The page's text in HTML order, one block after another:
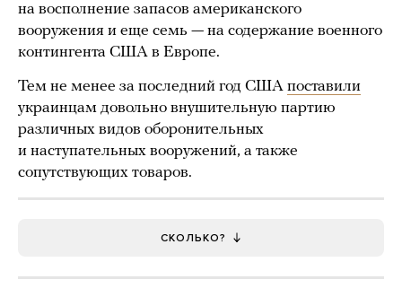
на восполнение запасов американского
вооружения и еще семь — на содержание военного
контингента США в Европе.
Тем не менее за последний год США поставили
украинцам довольно внушительную партию
различных видов оборонительных
и наступательных вооружений, а также
сопутствующих товаров.
СКОЛЬКО?